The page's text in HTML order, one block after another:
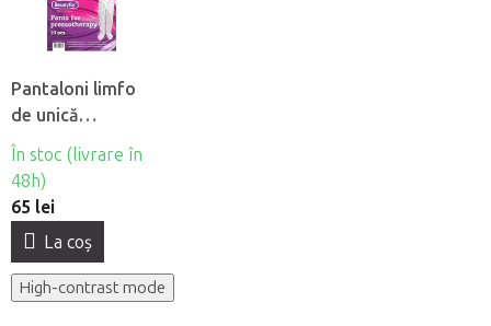
Pantaloni limfo
de unică
folosintă din
material netesut
Beautyfor®, 10
buc
În stoc (livrare în
48h)
65 lei
La coş
High-contrast mode